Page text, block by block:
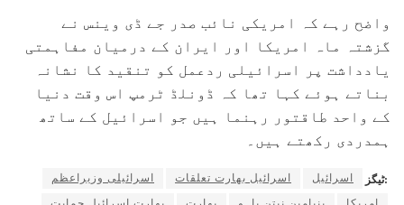
واضح رہے کہ امریکی نائب صدر جے ڈی وینس نے
گزشتہ ماہ امریکا اور ایران کے درمیان مفاہمتی
یادداشت پر اسرائیلی ردعمل کو تنقید کا نشانہ
بناتے ہوئے کہا تھا کہ ڈونلڈ ٹرمپ اس وقت دنیا
کے واحد طاقتور رہنما ہیں جو اسرائیل کے ساتھ
ہمدردی رکھتے ہیں۔
ٹیگز: اسرائیل اسرائیل بھارت تعلقات
اسرائیلی وزیراعظم